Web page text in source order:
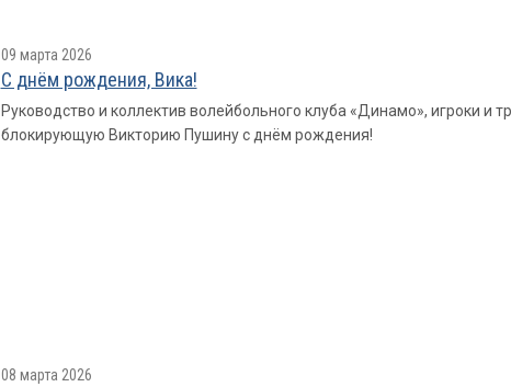
09 марта 2026
С днём рождения, Вика!
Руководство и коллектив волейбольного клуба «Динамо», игроки
блокирующую Викторию Пушину с днём рождения!
08 марта 2026